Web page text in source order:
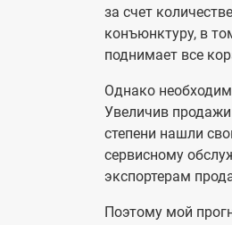
за счет
конъюнктуру, в
поднимает все
Однако
Увеличив
степени нашли
сервисному
экспортерам
Поэтому мой